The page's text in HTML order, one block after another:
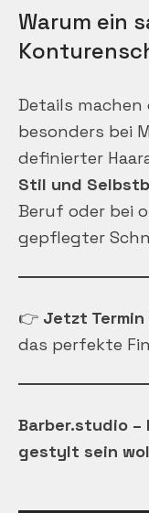
Warum ein
Details
besonders bei
definierter
Stil und
Beruf oder bei
gepflegter
👉 Jetzt Termin
das perfekte
Barber.studio –
gestylt sein